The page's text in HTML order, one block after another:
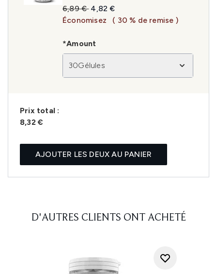
Prix de vente :
6,89 € Prix ​​actuel :
4,82 €
Économisez
( 30 % de remise )
*Amount
30Gélules
Prix ​​total :
8,32 €
AJOUTER LES DEUX AU PANIER
D'AUTRES CLIENTS ONT ACHETÉ